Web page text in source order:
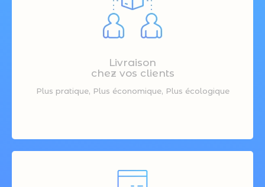
Livraison
chez vos clients
Plus pratique, Plus économique, Plus écologique